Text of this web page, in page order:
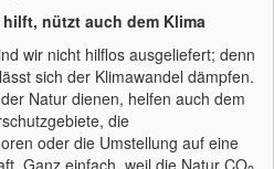
nützt auch dem Klima
wir nicht hilflos ausgeliefert; denn
sich der Klimawandel dämpfen.
Natur dienen, helfen auch dem
die
oder die Umstellung auf eine
Ganz einfach, weil die Natur CO